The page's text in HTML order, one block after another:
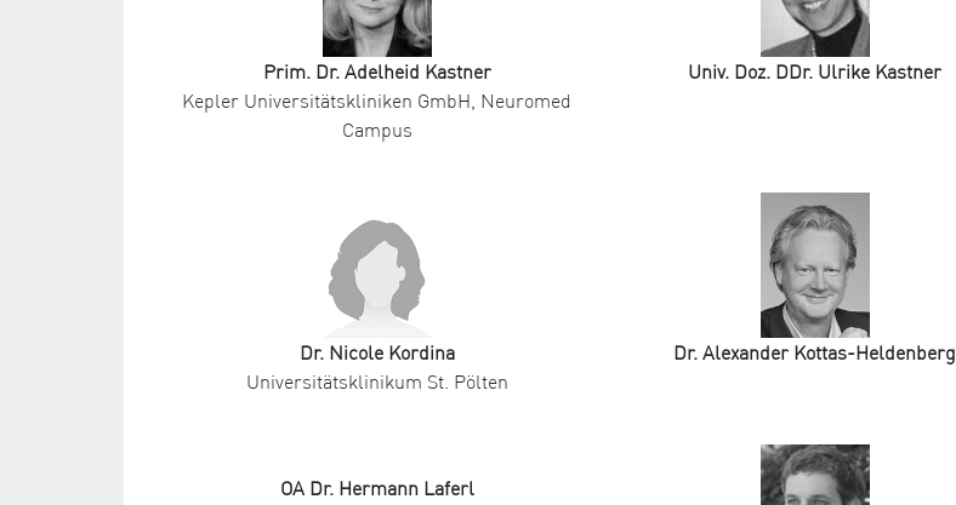
Prim. Dr. Adelheid Kastner
Kepler Universitätskliniken GmbH, Neuromed
Campus
Univ. Doz. DDr. Ulrike Kastner
Dr. Nicole Kordina
Universitätsklinikum St. Pölten
Dr. Alexander Kottas-Heldenberg
OA Dr. Hermann Laferl